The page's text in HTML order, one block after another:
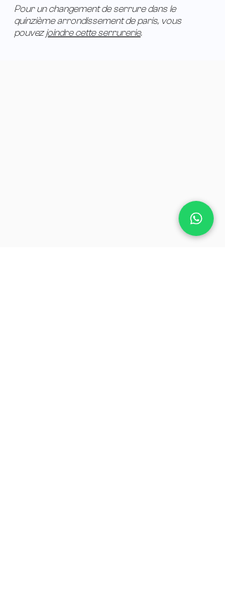
Pour un changement de serrure dans le
quinzième arrondissement de paris, vous
pouvezjoindre cette serrurerie.